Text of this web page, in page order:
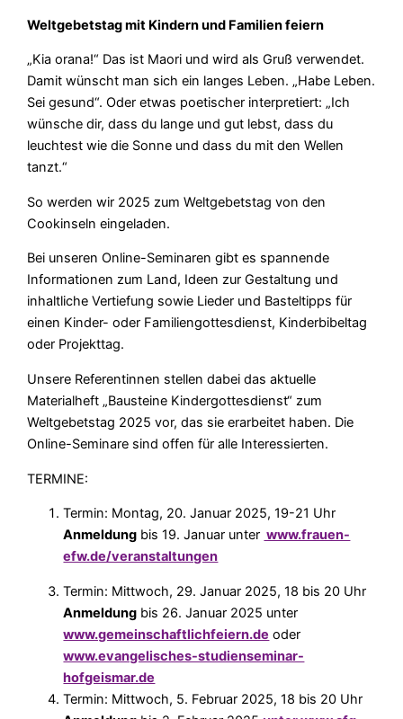
Weltgebetstag mit Kindern und Familien feiern
„Kia orana!“ Das ist Maori und wird als Gruß verwendet.
Damit wünscht man sich ein langes Leben. „Habe Leben.
Sei gesund“. Oder etwas poetischer interpretiert: „Ich
wünsche dir, dass du lange und gut lebst, dass du
leuchtest wie die Sonne und dass du mit den Wellen
tanzt.“
So werden wir 2025 zum Weltgebetstag von den
Cookinseln eingeladen.
Bei unseren Online-Seminaren gibt es spannende
Informationen zum Land, Ideen zur Gestaltung und
inhaltliche Vertiefung sowie Lieder und Basteltipps für
einen Kinder- oder Familiengottesdienst, Kinderbibeltag
oder Projekttag.
Unsere Referentinnen stellen dabei das aktuelle
Materialheft „Bausteine Kindergottesdienst“ zum
Weltgebetstag 2025 vor, das sie erarbeitet haben. Die
Online-Seminare sind offen für alle Interessierten.
TERMINE:
Termin: Montag, 20. Januar 2025, 19-21 Uhr
Anmeldung bis 19. Januar unter www.frauen-
efw.de/veranstaltungen
Termin: Mittwoch, 29. Januar 2025, 18 bis 20 Uhr
Anmeldung bis 26. Januar 2025 unter
www.gemeinschaftlichfeiern.de oder
www.evangelisches-studienseminar-
hofgeismar.de
Termin: Mittwoch, 5. Februar 2025, 18 bis 20 Uhr